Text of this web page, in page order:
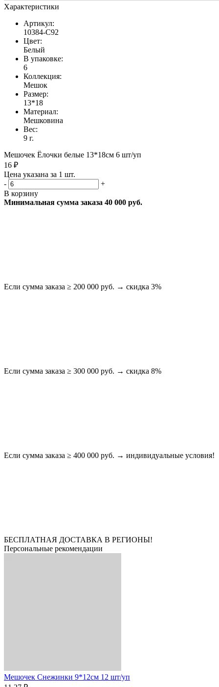
Характеристики
Артикул:
10384-C92
Цвет:
Белый
В упаковке:
6
Коллекция:
Мешок
Размер:
13*18
Материал:
Мешковина
Вес:
9 г.
Мешочек Ёлочки белые 13*18см 6 шт/уп
16 ₽
Цена указана за 1 шт.
-
+
В корзину
Минимальная сумма заказа 40 000 руб.
Если сумма заказа ≥ 200 000 руб. → скидка 3%
Если сумма заказа ≥ 300 000 руб. → скидка 8%
Если сумма заказа ≥ 400 000 руб. → индивидуальные условия!
БЕСПЛАТНАЯ ДОСТАВКА В РЕГИОНЫ!
Персональные рекомендации
Мешочек Снежинки 9*12см 12 шт/уп